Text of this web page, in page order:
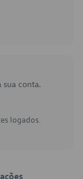
sua conta.
logados.